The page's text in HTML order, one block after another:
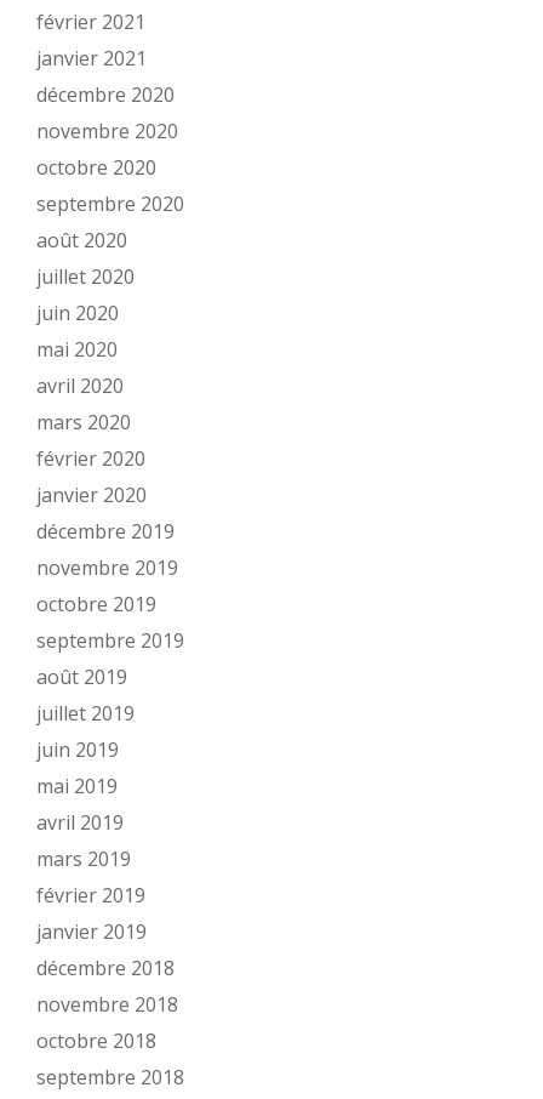
février 2021
janvier 2021
décembre 2020
novembre 2020
octobre 2020
septembre 2020
août 2020
juillet 2020
juin 2020
mai 2020
avril 2020
mars 2020
février 2020
janvier 2020
décembre 2019
novembre 2019
octobre 2019
septembre 2019
août 2019
juillet 2019
juin 2019
mai 2019
avril 2019
mars 2019
février 2019
janvier 2019
décembre 2018
novembre 2018
octobre 2018
septembre 2018